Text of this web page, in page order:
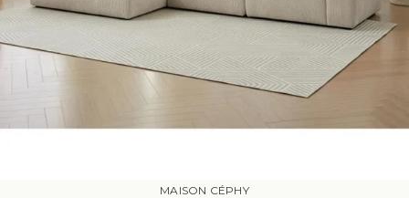
MAISON CÉPHY